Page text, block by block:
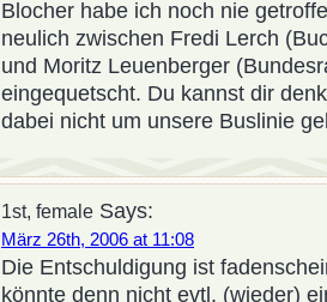
Blocher habe ich noch nie
neulich zwischen Fredi Lerch
und Moritz Leuenberger
eingequetscht. Du kannst dir
dabei nicht um unsere Buslinie
1st, female Says:
März 26th, 2006 at 11:08
Die Entschuldigung ist
könnte denn nicht evtl. (wieder)